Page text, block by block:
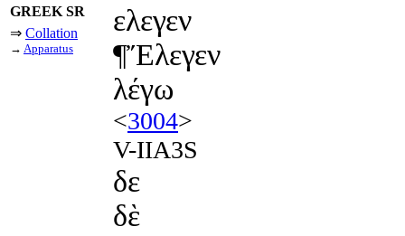
GREEK SR
⇒ Collation
→ Apparatus
ελεγεν
¶Ἔλεγεν
λέγω
<3004>
V-IIA3S
δε
δὲ